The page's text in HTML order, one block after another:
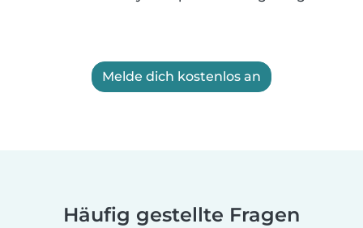
Melde dich kostenlos an
Häufig gestellte Fragen